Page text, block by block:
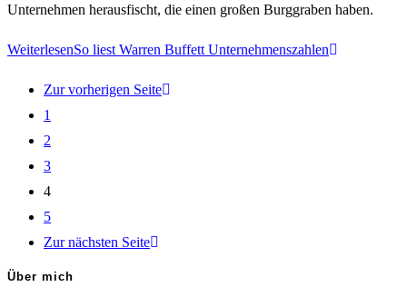
Unternehmen herausfischt, die einen großen Burggraben haben.
WeiterlesenSo liest Warren Buffett Unternehmenszahlen
Zur vorherigen Seite
1
2
3
4
5
Zur nächsten Seite
Über mich